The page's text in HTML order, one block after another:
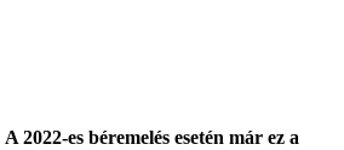
A 2022-es béremelés esetén már ez a